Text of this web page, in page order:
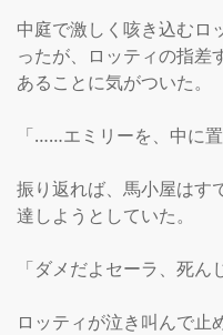
中庭で激しく咳き込むロ
ったが、ロッティの指差
あることに気がついた。
「……エミリーを、中に
振り返れば、馬小屋はす
達しようとしていた。
「ダメだよセーラ、死ん
ロッティが泣き叫んで止